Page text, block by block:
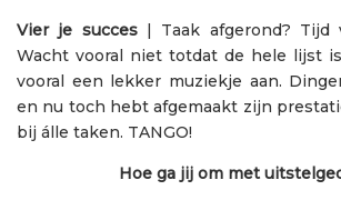
Vier je succes | Taak afgerond? Tijd
Wacht vooral niet totdat de hele lijst
vooral een lekker muziekje aan.
en nu toch hebt afgemaakt zijn
bij álle taken. TANGO!
Hoe ga jij om met